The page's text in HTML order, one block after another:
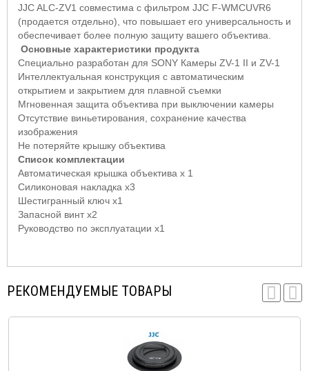
JJCALC-ZV1 совместима с фильтром JJC F-WMCUVR6
(продается отдельно), что повышает его универсальность и
обеспечивает более полную защиту вашего объектива.
Основные характеристики продукта
Специально разработан для SONY Камеры ZV-1 II и ZV-1
Интеллектуальная конструкция с автоматическим
открытием и закрытием для плавной съемки
Мгновенная защита объектива при выключении камеры
Отсутствие виньетирования, сохранение качества
изображения
Не потеряйте крышку объектива
Список комплектации
Автоматическая крышка объектива x 1
Силиконовая накладка x3
Шестигранный ключ x1
Запасной винтx2
Руководство по эксплуатации x1
РЕКОМЕНДУЕМЫЕ ТОВАРЫ